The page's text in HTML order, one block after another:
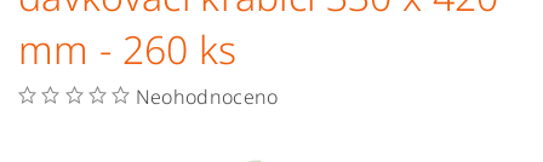
mm - 260 ks
Neohodnoceno